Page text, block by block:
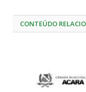
CONTEÚDO